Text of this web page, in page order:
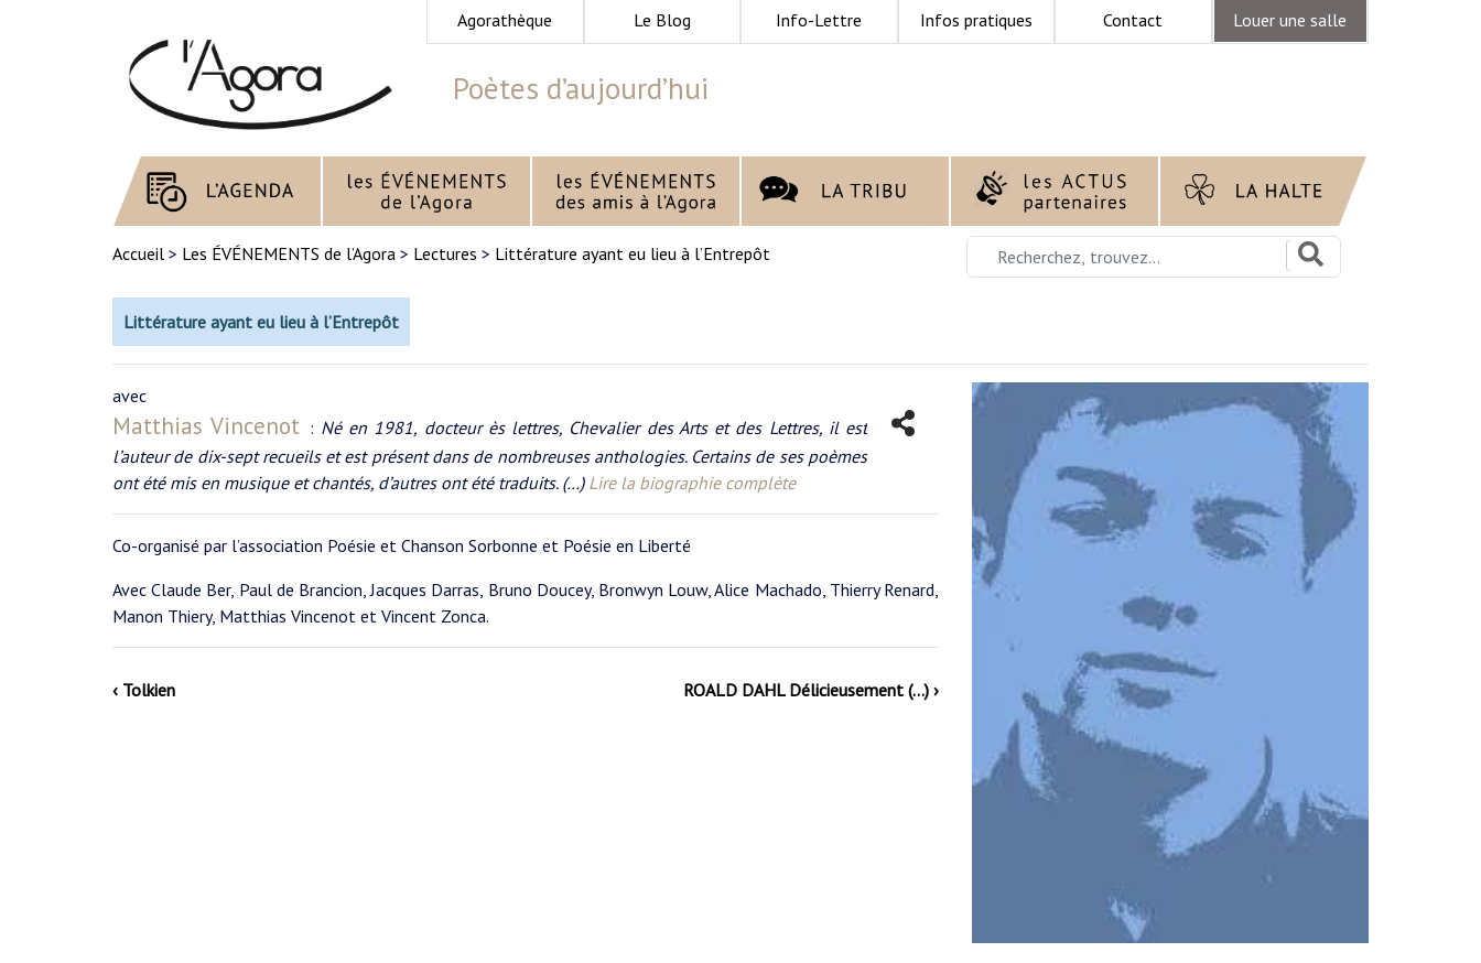
Agorathèque Le Blog Info-Lettre Infos pratiques Contact Louer une salle
Poètes d’aujourd’hui
Accueil > Les ÉVÉNEMENTS de l’Agora > Lectures > Littérature ayant eu lieu à l’Entrepôt
Littérature ayant eu lieu à l’Entrepôt
avec
Matthias Vincenot : Né en 1981, docteur ès lettres, Chevalier des Arts et des Lettres, il est
l’auteur de dix-sept recueils et est présent dans de nombreuses anthologies. Certains de ses poèmes
ont été mis en musique et chantés, d’autres ont été traduits. (…) Lire la biographie complète
Co-organisé par l’association Poésie et Chanson Sorbonne et Poésie en Liberté
Avec Claude Ber, Paul de Brancion, Jacques Darras, Bruno Doucey, Bronwyn Louw, Alice Machado, Thierry Renard,
Manon Thiery, Matthias Vincenot et Vincent Zonca.
‹ Tolkien ROALD DAHL Délicieusement (…) ›